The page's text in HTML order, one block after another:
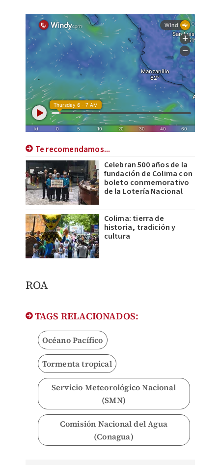
Te recomendamos...
Celebran 500 años de la
fundación de Colima con
boleto conmemorativo
de la Lotería Nacional
Colima: tierra de
historia, tradición y
cultura
ROA
TAGS RELACIONADOS:
Océano Pacífico
Tormenta tropical
Servicio Meteorológico Nacional
(SMN)
Comisión Nacional del Agua
(Conagua)